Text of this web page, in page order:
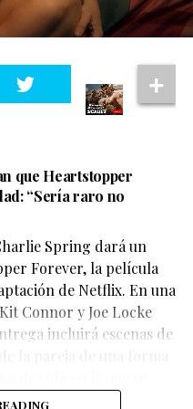
gran parte del
fuerte impresión. Su
clave en la historia y
humana sobre las
que Heartstopper
“Sería raro no
Spring dará un
Forever, la película
de Netflix. En una
Connor y Joe Locke
incluirá escenas de